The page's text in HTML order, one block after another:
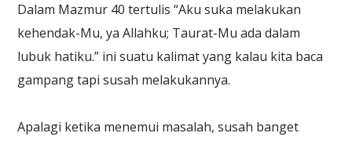
Dalam Mazmur 40 tertulis “Aku suka melakukan
kehendak-Mu, ya Allahku; Taurat-Mu ada dalam
lubuk hatiku.” ini suatu kalimat yang kalau kita baca
gampang tapi susah melakukannya.
Apalagi ketika menemui masalah, susah banget